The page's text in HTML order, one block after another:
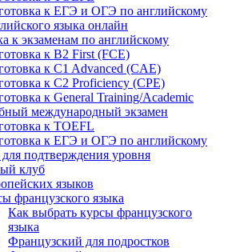
к ЕГЭ и ОГЭ по английскому
языка онлайн
к экзаменам по английскому
к B2 First (FCE)
к C1 Advanced (CAE)
к C2 Proficiency (CPE)
к General Training/Academic
международный экзамен
к TOEFL
к ЕГЭ и ОГЭ по английскому
подтверждения уровня
клуб
языков
французского языка
Как выбрать курсы французского
языка
Французский для подростков